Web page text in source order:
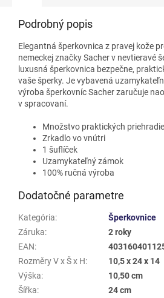
Podrobný popis
Elegantná šperkovnica z pravej kože
nemeckej značky Sacher v nevtieravé
luxusná šperkovnica bezpečne,
vaše šperky. Je vybavená
výroba šperkovníc Sacher zaručuje
v spracovaní.
Množstvo praktických
Zrkadlo vo vnútri
1 šuflíček
Uzamykateľný zámok
100% ručná výroba
Dodatočné parametre
Kategória:
Šperkovnice
Záruka:
2 roky
EAN:
Rozměry V x Š x H:
10,5 x 24 x 14
Výška:
10,50 cm
Šířka:
24 cm